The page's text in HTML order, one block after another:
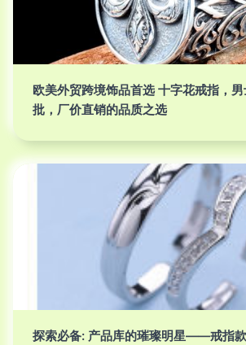
欧美外贸跨境饰品首选 十字花戒指，
批，厂价直销的品质之选
探索必备: 产品库的璀璨明星——戒指